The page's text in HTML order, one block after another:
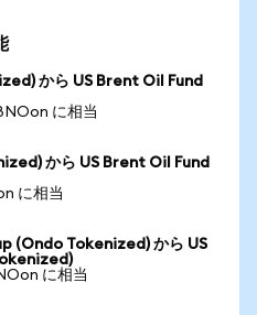
から US Brent Oil Fund
に相当
から US Brent Oil Fund
に相当
(Ondo Tokenized) から US
に相当